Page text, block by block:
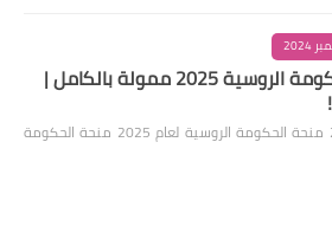
منحة الحكومة الروسية 2025 ممولة بالكامل |
منحة الحكومة الروسية 2025 منحة الحكومة الروسية لعام 2025 منحة الحكومة